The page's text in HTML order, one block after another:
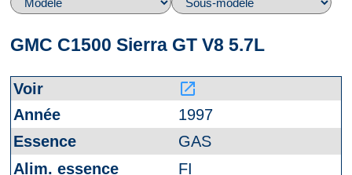
GMC C1500 Sierra GT V8 5.7L
launch
1997
GAS
FI